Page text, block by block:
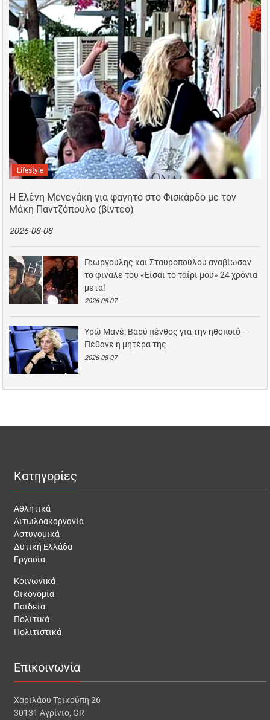
Lifestyle
Η Ελένη Μενεγάκη για φαγητό στο Φισκάρδο με τον
Μάκη Παντζόπουλο (βίντεο)
2026-08-08
Γεωργούλης και Σταυροπούλου αναβίωσαν
το φινάλε του «Είσαι το ταίρι μου» 24 χρόνια
μετά!
2026-08-07
Υρώ Μανέ: Βαρύ πένθος για την ηθοποιό –
Πέθανε η μητέρα της
2026-08-07
Κατηγορίες
Αθλητικά
Αιτωλοακαρνανία
Αστυνομικά
Δυτική Ελλάδα
Εργασία
Κοινωνικά
Οικονομία
Παιδεία
Πολιτικά
Πολιτιστικά
Επικοινωνία
Χαριλάου Τρικούπη 26
30131 Αγρίνιο, GR